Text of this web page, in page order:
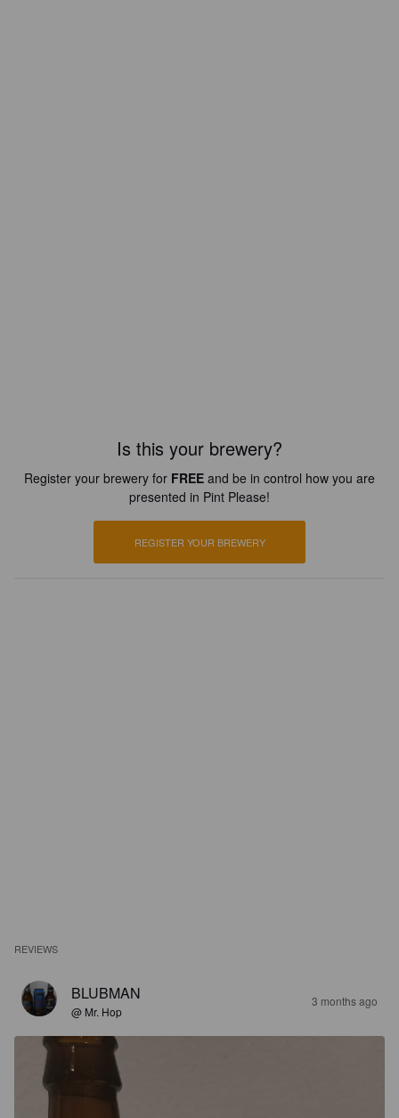
Is this your brewery?
Register your brewery for FREE and be in control how you are
presented in Pint Please!
REGISTER YOUR BREWERY
REVIEWS
BLUBMAN
@ Mr. Hop
3 months ago